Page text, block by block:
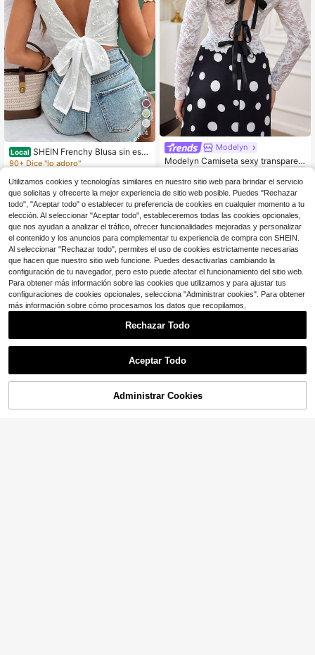
4
Local SHEIN Frenchy Blusa sin esp
alda y sin mangas con estampado j
o, ropa de vuelta al colegio, atuend
os de maestros, moda, vestidos de
mujer de verano, estilo de dinero an
tiguo, vestidos blancos de mujer, ve
stidos casuales de mujer, ropa para
el 4 de julio, blusas de mujer, tops si
n mangas
90+ Dice "lo adoro"
$7 .29 -10%
Modelyn
Modelyn Camiseta sexy transparen
te con hombros descubiertos y esp
alda descubierta de encaje blanco
.86 -42%
¡54% DE DESCUENTO!
Utilizamos cookies y tecnologías similares en nuestro sitio web para brindar el servicio
que solicitas y ofrecerte la mejor experiencia de sitio web posible. Puedes "Rechazar
todo", "Aceptar todo" o establecer tu preferencia de cookies en cualquier momento a tu
elección. Al seleccionar "Aceptar todo", estableceremos todas las cookies opcionales,
que nos ayudan a analizar el tráfico, ofrecer funcionalidades mejoradas y personalizar
el contenido y los anuncios para complementar tu experiencia de compra con SHEIN.
Al seleccionar "Rechazar todo", permites el uso de cookies estrictamente necesarias
que hacen que nuestro sitio web funcione. Puedes desactivarlas cambiando la
configuración de tu navegador, pero esto puede afectar el funcionamiento del sitio web.
Para obtener más información sobre las cookies que utilizamos y para ajustar tus
configuraciones de cookies opcionales, selecciona "Administrar cookies". Para obtener
más información sobre cómo procesamos los datos que recopilamos,
Rechazar Todo
Aceptar Todo
Administrar Cookies